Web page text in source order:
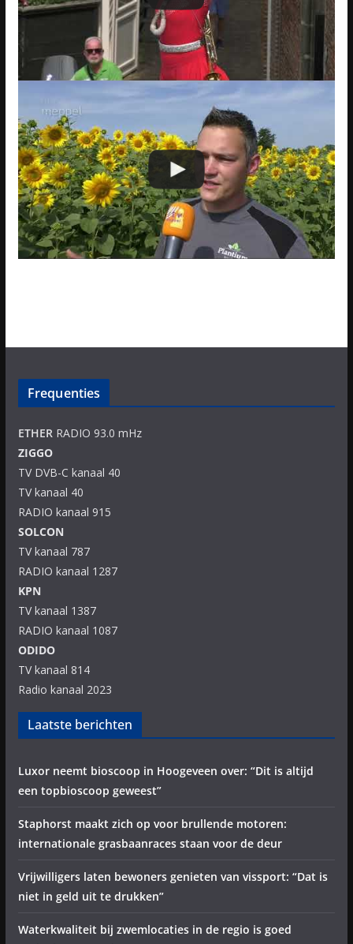
Frequenties
ETHERRADIO 93.0 mHz
ZIGGO
TV DVB-C kanaal 40
TV kanaal 40
RADIO kanaal 915
SOLCON
TV kanaal 787
RADIO kanaal 1287
KPN
TV kanaal 1387
RADIO kanaal 1087
ODIDO
TV kanaal 814
Radio kanaal 2023
Laatste berichten
Luxor neemt bioscoop in Hoogeveen over: “Dit is altijd
een topbioscoop geweest”
Staphorst maakt zich op voor brullende motoren:
internationale grasbaanraces staan voor de deur
Vrijwilligers laten bewoners genieten van vissport: “Dat is
niet in geld uit te drukken”
Waterkwaliteit bij zwemlocaties in de regio is goed